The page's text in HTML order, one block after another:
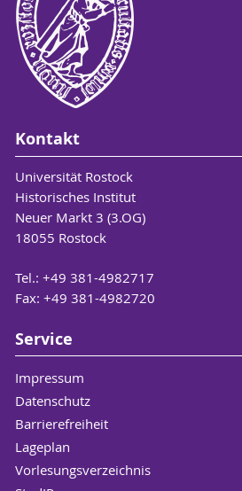
Kontakt
Universität Rostock
Historisches Institut
Neuer Markt 3 (3.OG)
18055 Rostock
Tel.: +49 381-4982717
Fax: +49 381-4982720
Service
Impressum
Datenschutz
Barrierefreiheit
Lageplan
Vorlesungsverzeichnis